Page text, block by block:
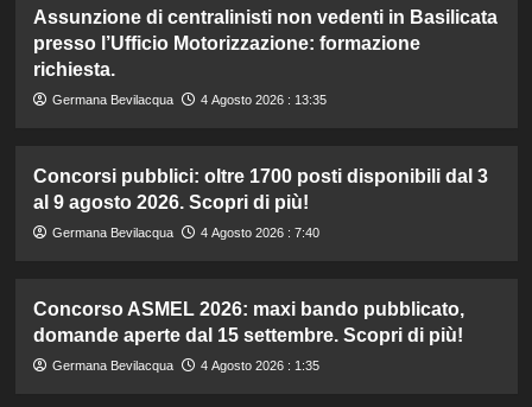
Assunzione di centralinisti non vedenti in Basilicata
presso l’Ufficio Motorizzazione: formazione
richiesta.
Germana Bevilacqua 4 Agosto 2026 : 13:35
Concorsi pubblici: oltre 1700 posti disponibili dal 3
al 9 agosto 2026. Scopri di più!
Germana Bevilacqua 4 Agosto 2026 : 7:40
Concorso ASMEL 2026: maxi bando pubblicato,
domande aperte dal 15 settembre. Scopri di più!
Germana Bevilacqua 4 Agosto 2026 : 1:35